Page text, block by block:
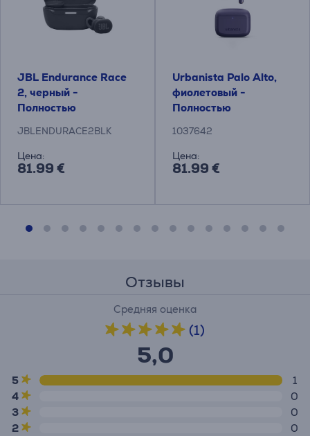
JBL Endurance Race
2, черный -
Полностью
наушники
JBLENDURACE2BLK
Цена:
81.99 €
Urbanista Palo Alto,
фиолетовый -
Полностью
наушники
1037642
Цена:
81.99 €
Отзывы
Средняя оценка
(1)
5,0
5
1
4
0
3
0
2
0